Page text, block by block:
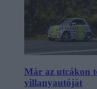
Már az utcákon
villanyautóját